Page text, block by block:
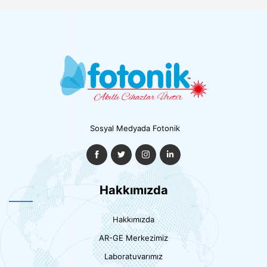
Sosyal Medyada Fotonik
Hakkımızda
Hakkımızda
AR-GE Merkezimiz
Laboratuvarımız